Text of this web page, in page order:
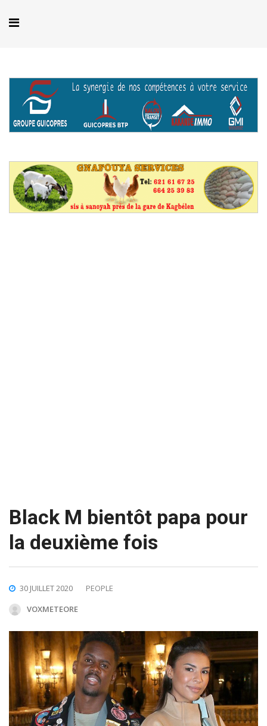
Black M bientôt papa pour
la deuxième fois
30 JUILLET 2020
PEOPLE
VOXMETEORE